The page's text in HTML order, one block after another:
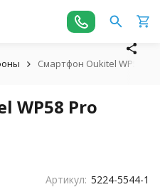
Смартфон Oukitel WP58
WP58 Pro
Артикул: 5224-5544-1